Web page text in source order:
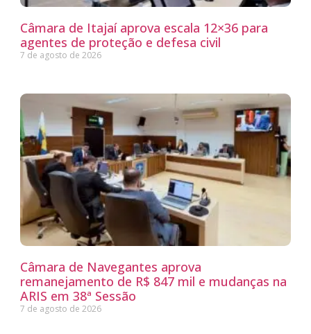
Câmara de Itajaí aprova escala 12×36 para
agentes de proteção e defesa civil
7 de agosto de 2026
Câmara de Navegantes aprova
remanejamento de R$ 847 mil e mudanças na
ARIS em 38ª Sessão
7 de agosto de 2026